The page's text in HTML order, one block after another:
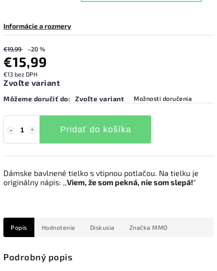
Informácie a rozmery
€19,99 –20 %
€15,99
€13 bez DPH
Zvoľte variant
Môžeme doručiť do: Zvoľte variant Možnosti doručenia
Pridať do košíka
Dámske bavlnené tielko s vtipnou potlačou. Na tielku je
originálny nápis: ,,Viem, že som pekná, nie som slepá!"
Popis Hodnotenie Diskusia Značka MMO
Podrobný popis